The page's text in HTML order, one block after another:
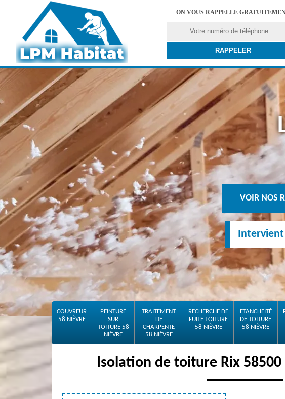
ON VOUS RAPPELLE
VOIR NOS
Intervient
COUVREUR
58 NIÈVRE
PEINTURE
SUR
TOITURE 58
NIÈVRE
TRAITEMENT
DE
CHARPENTE
58 NIÈVRE
RECHERCHE DE
FUITE TOITURE
58 NIÈVRE
ETANCHEITÉ
DE TOITURE
58 NIÈVRE
Isolation de toiture Rix